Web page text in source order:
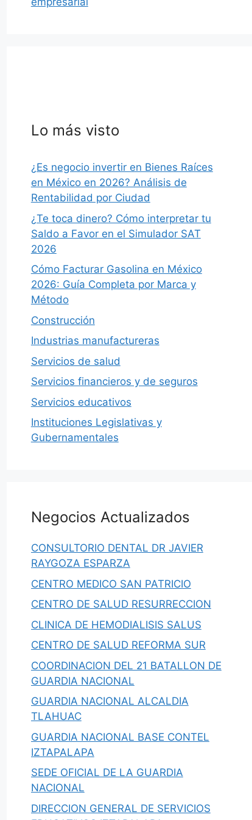
Salud Pública en Nuevo León 2026:
IMSS, Cuidar tu Salud y Salud
Regia
Guía 2026 de salud en Nuevo León: por
qué NL no está…
Iovanny Olguín Ávila
Lo más visto
¿Es negocio invertir en Bienes Raíces
en México en 2026? Análisis de
Rentabilidad por Ciudad
¿Te toca dinero? Cómo interpretar tu
Saldo a Favor en el Simulador SAT
2026
Cómo Facturar Gasolina en México
2026: Guía Completa por Marca y
Método
Construcción
Industrias manufactureras
Servicios de salud
Servicios financieros y de seguros
Servicios educativos
Instituciones Legislativas y
Gubernamentales
Negocios Actualizados
CONSULTORIO DENTAL DR JAVIER
RAYGOZA ESPARZA
CENTRO MEDICO SAN PATRICIO
CENTRO DE SALUD RESURRECCION
CLINICA DE HEMODIALISIS SALUS
CENTRO DE SALUD REFORMA SUR
COORDINACION DEL 21 BATALLON DE
GUARDIA NACIONAL
GUARDIA NACIONAL ALCALDIA
TLAHUAC
GUARDIA NACIONAL BASE CONTEL
IZTAPALAPA
SEDE OFICIAL DE LA GUARDIA
NACIONAL
DIRECCION GENERAL DE SERVICIOS